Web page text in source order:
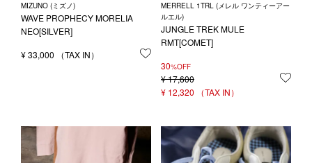
MIZUNO (ミズノ)
WAVE PROPHECY MORELIA
NEO[SILVER]
¥33,000
MERRELL 1TRL (メレル ワンティーアー
ルエル)
JUNGLE TREK MULE
RMT[COMET]
30%OFF
¥17,600
¥ 12,320